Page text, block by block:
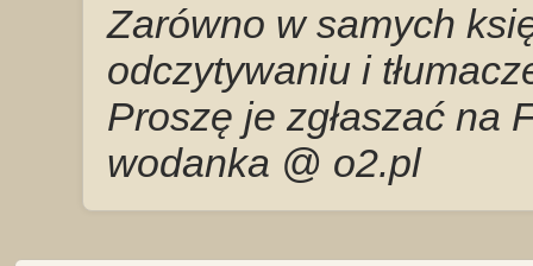
Zarówno w samych
odczytywaniu i
Proszę je zgłaszać na
wodanka @ o2.pl